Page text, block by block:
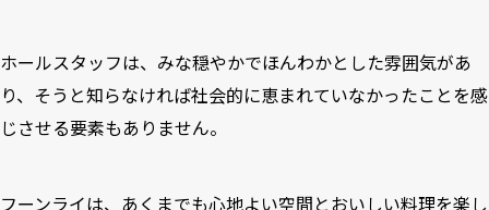
ホールスタッフは、みな穏やかでほんわかとした雰囲気があ
り、そうと知らなければ社会的に恵まれていなかったことを感
じさせる要素もありません。
フーンライは、あくまでも心地よい空間とおいしい料理を楽し